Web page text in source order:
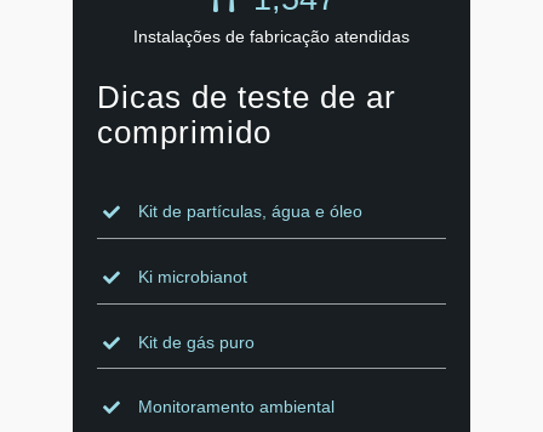
Instalações de fabricação atendidas
Dicas de teste de ar
comprimido
Kit de partículas, água e óleo
Ki microbianot
Kit de gás puro
Monitoramento ambiental